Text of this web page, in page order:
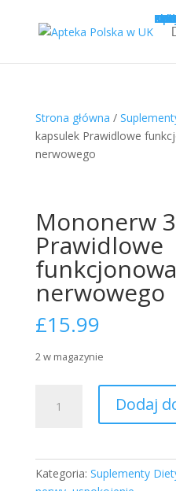
LEKI
0 £
Strona główna /
kapsulek Prawidlowe
nerwowego
Mononerw
Prawidlowe
nerwowego
£15.99
2 w magazynie
Mononerw
funkcjonowanie
Dodaj
Kategoria: Suplementy